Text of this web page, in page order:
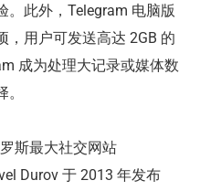
。此外，Telegram 电脑版
，用户可发送高达 2GB 的
成为处理大记录或媒体数
斯最大社交网站
Durov 于 2013 年发布